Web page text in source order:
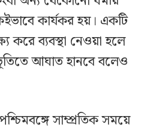
কার্যকর হয়। একটি
করে ব্যবস্থা নেওয়া হলে
আঘাত হানবে বলেও
সাম্প্রতিক সময়ে